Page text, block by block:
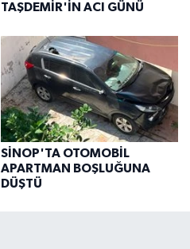
TAŞDEMİR'İN ACI GÜNÜ
SİNOP'TA OTOMOBİL
APARTMAN BOŞLUĞUNA
DÜŞTÜ